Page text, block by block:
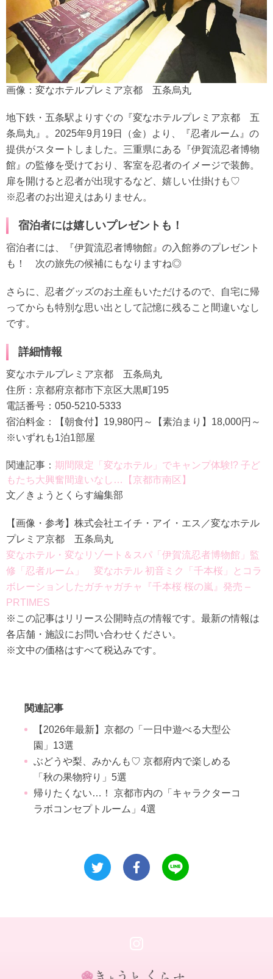
画像：変なホテルプレミア京都 五条烏丸
地下鉄・五条駅よりすぐの『変なホテルプレミア京都 五
条烏丸』。2025年9月19日（金）より、『忍者ルーム』の
提供がスタートしました。三重県にある『伊賀流忍者博物
館』の監修を受けており、客室を忍者のイメージで装飾。
扉を開けると忍者が出現するなど、嬉しい仕掛けも♡
※忍者のお出迎えはありません。
宿泊者には嬉しいプレゼントも！
宿泊者には、『伊賀流忍者博物館』の入館券のプレゼント
も！ 次の旅先の候補にもなりますね◎
さらに、忍者グッズのお土産もいただけるので、自宅に帰
ってからも特別な思い出として記憶に残ること間違いなし
です。
詳細情報
変なホテルプレミア京都 五条烏丸
住所：京都府京都市下京区大黒町195
電話番号：050-5210-5333
宿泊料金：【朝食付】19,980円～【素泊まり】18,000円～
※いずれも1泊1部屋
関連記事： 期間限定「変なホテル」でキャンプ体験!? 子ど
もたち大興奮間違いなし…【京都市南区】
文／きょうとくらす編集部
【画像・参考】株式会社エイチ・アイ・エス／変なホテル
プレミア京都 五条烏丸
変なホテル・変なリゾート＆スパ「伊賀流忍者博物館」監
修「忍者ルーム」 変なホテル 初音ミク「千本桜」とコラ
ボレーションしたガチャガチャ『千本桜 桜の嵐』発売 –
PRTIMES
※この記事はリリース公開時点の情報です。最新の情報は
各店舗・施設にお問い合わせください。
※文中の価格はすべて税込みです。
関連記事
【2026年最新】京都の「一日中遊べる大型公
園」13選
ぶどうや梨、みかんも♡ 京都府内で楽しめる
「秋の果物狩り」5選
帰りたくない…！ 京都市内の「キャラクターコ
ラボコンセプトルーム」4選